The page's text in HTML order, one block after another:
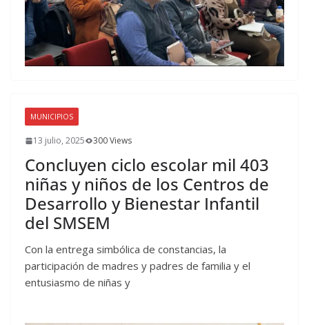
MUNICIPIOS
13 julio, 2025 300 Views
Concluyen ciclo escolar mil 403
niñas y niños de los Centros de
Desarrollo y Bienestar Infantil
del SMSEM
Con la entrega simbólica de constancias, la
participación de madres y padres de familia y el
entusiasmo de niñas y